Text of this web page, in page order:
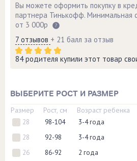
Вы можете оформить покупку в
партнера Тинькофф. Минимальная
от 3 000р
7 отзывов + 21 балл за отзыв
84 родителя купили этот товар
ВЫБЕРИТЕ РОСТ И РАЗМЕР
Размер Рост, см Возраст ребенка
28 98-104 3-4 года
28
92-98 3-4 года
26
86-92 2 года